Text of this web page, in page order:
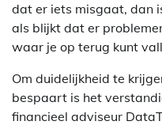
dat er iets misgaat, dan
als blijkt dat er
waar je op terug kunt
Om duidelijkheid te
bespaart is het
financieel adviseur